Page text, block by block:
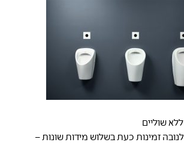
שוליים
זמינות כעת בשלוש מידות שונות –